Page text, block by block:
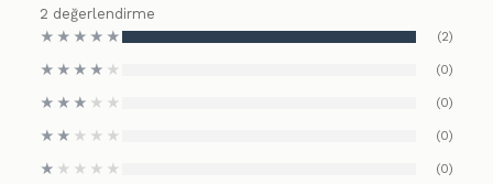
2 değerlendirme
★ ★ ★ ★ ★ (2)
★ ★ ★ ★ ★ (0)
★ ★ ★ ★ ★ (0)
★ ★ ★ ★ ★ (0)
★ ★ ★ ★ ★ (0)